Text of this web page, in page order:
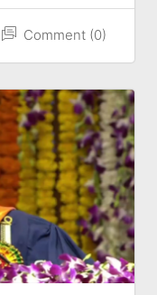
Comment (0)